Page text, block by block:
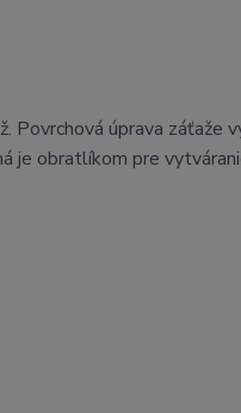
Povrchová úprava
je obratlíkom pre